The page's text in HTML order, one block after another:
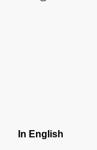
In English